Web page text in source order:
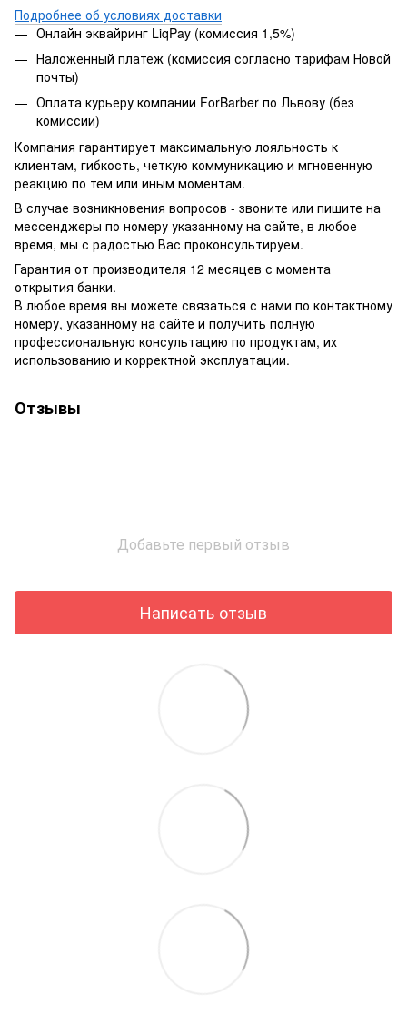
Подробнее об условиях доставки
Онлайн эквайринг LiqPay (комиссия 1,5%)
Наложенный платеж (комиссия согласно тарифам Новой
почты)
Оплата курьеру компании ForBarber по Львову (без
комиссии)
Компания гарантирует максимальную лояльность к
клиентам, гибкость, четкую коммуникацию и мгновенную
реакцию по тем или иным моментам.
В случае возникновения вопросов - звоните или пишите на
мессенджеры по номеру указанному на сайте, в любое
время, мы с радостью Вас проконсультируем.
Гарантия от производителя 12 месяцев с момента
открытия банки.
В любое время вы можете связаться с нами по контактному
номеру, указанному на сайте и получить полную
профессиональную консультацию по продуктам, их
использованию и корректной эксплуатации.
Отзывы
Добавьте первый отзыв
Написать отзыв